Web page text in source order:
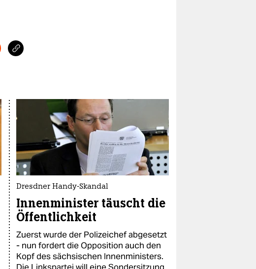
Dresdner Handy-Skandal
Innenminister täuscht die
Öffentlichkeit
Zuerst wurde der Polizeichef abgesetzt
- nun fordert die Opposition auch den
Kopf des sächsischen Innenministers.